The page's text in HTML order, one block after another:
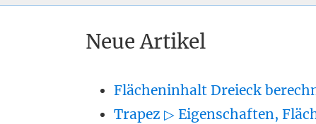
Neue Artikel
Flächeninhalt Dreieck
Trapez ▷ Eigenschaften,